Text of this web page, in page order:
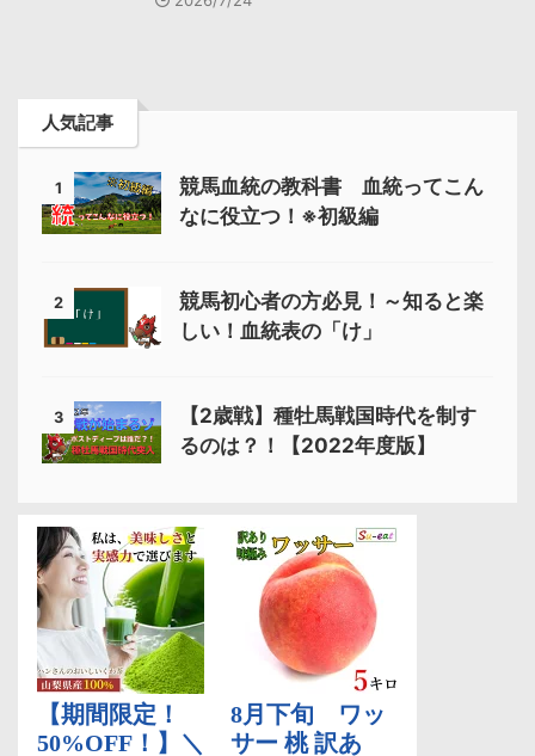
人気記事
1
競馬血統の教科書 血統ってこん
なに役立つ！※初級編
2
競馬初心者の方必見！～知ると楽
しい！血統表の「け」
3
【2歳戦】種牡馬戦国時代を制す
るのは？！【2022年度版】